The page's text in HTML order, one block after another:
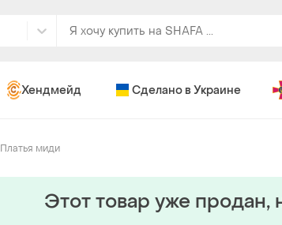
Хендмейд Сделано в Украине
Платья миди
Этот товар уже продан,